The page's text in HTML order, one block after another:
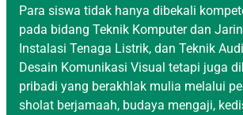
Para siswa tidak hanya dibekali
pada bidang Teknik Komputer dan
Instalasi Tenaga Listrik, dan Teknik
Desain Komunikasi Visual tetapi juga
pribadi yang berakhlak mulia melalui
sholat berjamaah, budaya mengaji,